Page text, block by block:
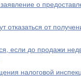
о
отказаться от
если до продажи
налоговой